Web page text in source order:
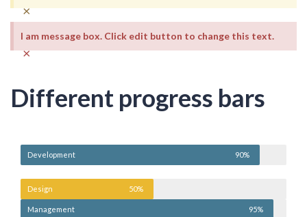
×
I am message box. Click edit button to change this text.
×
Different progress bars
Development 90%
Design 50%
Management 95%